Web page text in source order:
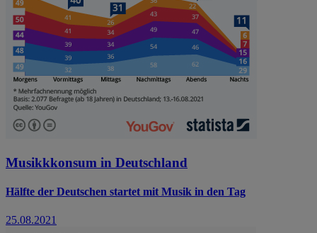
Musikkkonsum in Deutschland
Hälfte der Deutschen startet mit Musik in den Tag
25.08.2021